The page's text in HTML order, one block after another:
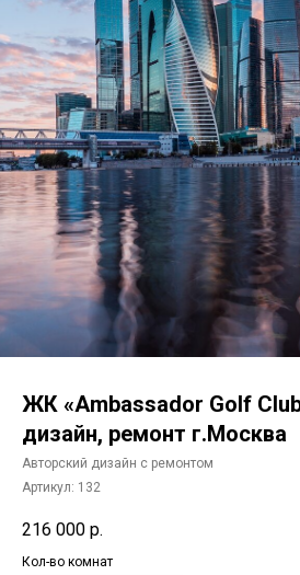
ЖК «Ambassador Golf
дизайн, ремонт г.Москва
Авторский дизайн с ремонтом
Артикул: 132
216 000 р.
Кол-во комнат